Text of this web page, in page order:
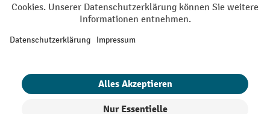
Alle Preise exkl. gesetzl. Mehrwertsteuer zzgl.Versandkosten und ggf.
Nachnahmegebühren, wenn nicht anders angegeben.
¹ Der Rabatt gilt so lange der Vorrat reicht. Der Rabatt gilt nicht auf
Erstregistrierung für den Newsletter gewährt. Der Gutschein ist 10
Tage gültig und kann ab einem Netto-Bestellwert von 250,- € online
eingelöst werden. Die Höhe des Rabatts variiert je nach